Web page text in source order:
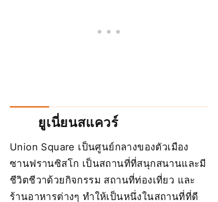
ยูเนี่ยนสแควร์
Union Square เป็นศูนย์กลางของตัวเมือง
ซานฟรานซิสโก เป็นสถานที่ที่สนุกสนานและมี
ชีวิตชีวาด้วยกิจกรรม สถานที่ท่องเที่ยว และ
ร้านอาหารต่างๆ ทำให้เป็นหนึ่งในสถานที่ที่ดี